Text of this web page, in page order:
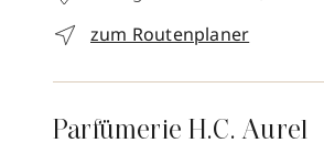
zum Routenplaner
Parfümerie H.C. Aurel